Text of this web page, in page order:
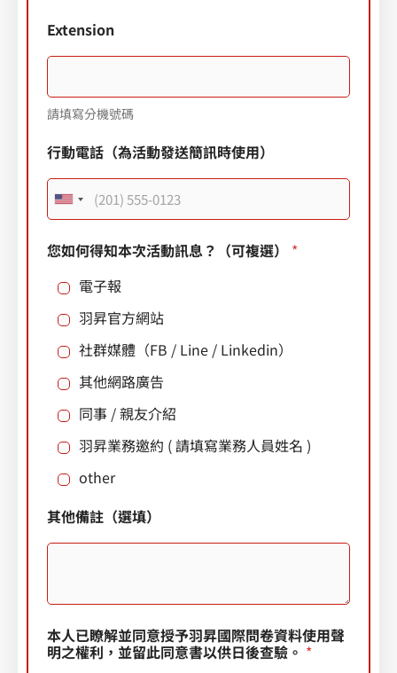
Extension
請填寫分機號碼
行動電話（為活動發送簡訊時使用）
U
i
t
e
d
t
a
t
e
+
您如何得知本次活動訊息？（可複選） *
電子報
羽昇官方網站
社群媒體（FB / Line / Linkedin）
其他網路廣告
同事 / 親友介紹
羽昇業務邀約 ( 請填寫業務人員姓名 )
other
行
電
為
動
發
其他備註（選填）
本人已瞭解並同意授予羽昇國際問卷資料使用聲
明之權利，並留此同意書以供日後查驗。 *